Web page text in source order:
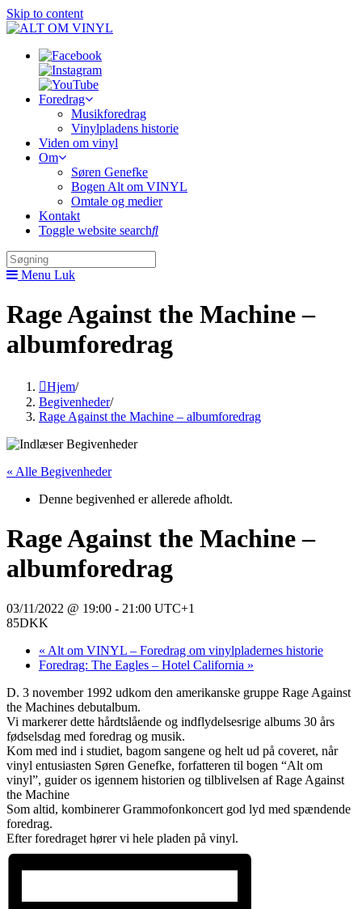
Skip to content
Foredrag
Musikforedrag
Vinylpladens historie
Viden om vinyl
Om
Søren Genefke
Bogen Alt om VINYL
Omtale og medier
Kontakt
Toggle website search
Menu Luk
Rage Against the Machine –
albumforedrag
Hjem/
Begivenheder/
Rage Against the Machine – albumforedrag
« Alle Begivenheder
Denne begivenhed er allerede afholdt.
Rage Against the Machine –
albumforedrag
03/11/2022 @ 19:00 - 21:00 UTC+1
85DKK
« Alt om VINYL – Foredrag om vinylpladernes historie
Foredrag: The Eagles – Hotel California »
D. 3 november 1992 udkom den amerikanske gruppe Rage Against
the Machines debutalbum.
Vi markerer dette hårdtslående og indflydelsesrige albums 30 års
fødselsdag med foredrag og musik.
Kom med ind i studiet, bagom sangene og helt ud på coveret, når
vinyl entusiasten Søren Genefke, forfatteren til bogen “Alt om
vinyl”, guider os igennem historien og tilblivelsen af Rage Against
the Machine
Som altid, kombinerer Grammofonkoncert god lyd med spændende
foredrag.
Efter foredraget hører vi hele pladen på vinyl.